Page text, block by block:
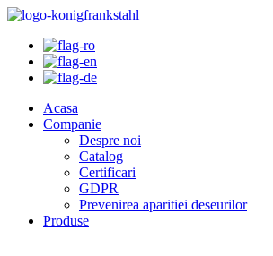
Acasa
Companie
Despre noi
Catalog
Certificari
GDPR
Prevenirea aparitiei deseurilor
Produse